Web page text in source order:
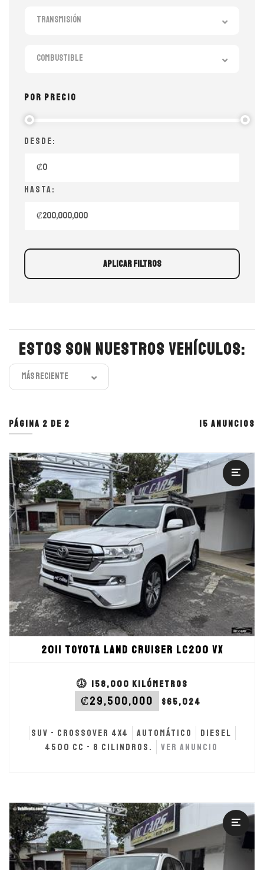
Transmisión
Combustible
POR PRECIO
Desde:
Hasta:
APLICAR FILTROS
Estos son nuestros vehículos:
Más reciente
Página 2 de 2 15 anuncios
2011 Toyota Land Cruiser LC200 VX
158,000 kilómetros
‎₡29,500,000 $65,024
SUV - Crossover 4x4 Automático
Diesel
4500 cc - 8 cilindros.
Ver anuncio
2011 Toyota Land Cruiser LC200 VX
SUV - Crossover 4x4
Transmisión
Automático
Recorrido
158000.00
Motor
4500 cc - 8 cilindros.
Tipo
SUV - Crossover 4x4
VER ANUNCIO
2022 Toyota Agya E
Wagon / Hatchback